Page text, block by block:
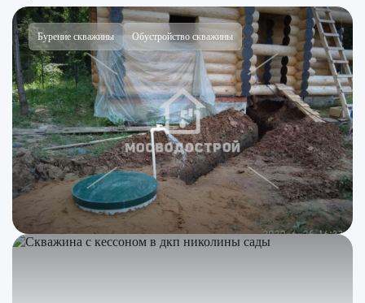
Бурение скважины Обустройство скважины